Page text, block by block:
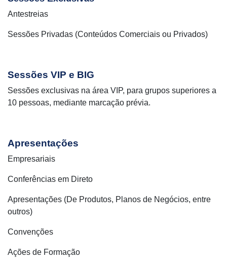
Antestreias
Sessões Privadas (Conteúdos Comerciais ou Privados)
Sessões VIP e BIG
Sessões exclusivas na área VIP, para grupos superiores a
10 pessoas, mediante marcação prévia.
Apresentações
Empresariais
Conferências em Direto
Apresentações (De Produtos, Planos de Negócios, entre
outros)
Convenções
Ações de Formação